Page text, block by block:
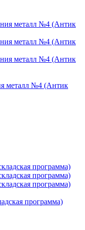
металл №4 (Антик
программа)